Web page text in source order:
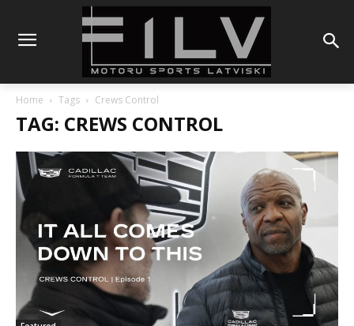
Home Tags Crews Control
TAG: CREWS CONTROL